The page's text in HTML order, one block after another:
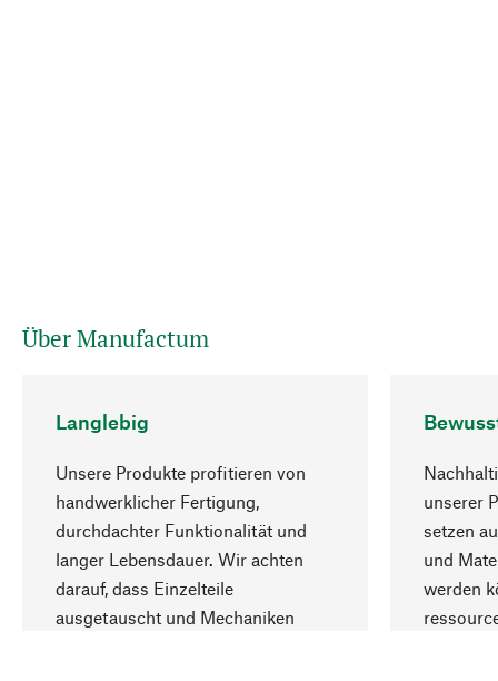
Über Manufactum
Langlebig
Unsere Produkte profitieren von
handwerklicher Fertigung,
durchdachter Funktionalität und
langer Lebensdauer. Wir achten
darauf, dass Einzelteile
ausgetauscht und Mechaniken
unserer
setzen
und
werden